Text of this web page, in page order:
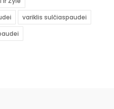
variklis sulčiaspaudei